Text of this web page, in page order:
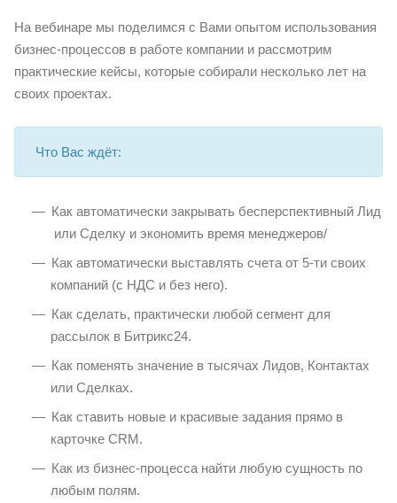
На вебинаре мы поделимся с Вами опытом использования
бизнес-процессов в работе компании и рассмотрим
практические кейсы, которые собирали несколько лет на
своих проектах.
Что Вас ждёт:
Как автоматически закрывать бесперспективный Лид
или Сделку и экономить время менеджеров/
Как автоматически выставлять счета от 5-ти своих
компаний (с НДС и без него).
Как сделать, практически любой сегмент для
рассылок в Битрикс24.
Как поменять значение в тысячах Лидов, Контактах
или Сделках.
Как ставить новые и красивые задания прямо в
карточке CRM.
Как из бизнес-процесса найти любую сущность по
любым полям.